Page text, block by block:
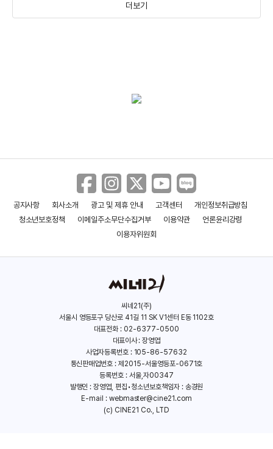
대결 영상
＜대결! 애니메이션＞ 메인 예고편
영상
＜거울 속 외딴 성＞ 선택받은 7명
캐릭터 영상
＜거울 속 외딴 성＞ 감독 인사 영상
더보기
공지사항 회사소개 광고 및 제휴 안내 고객센터
개인정보취급방침
청소년보호정책
이메일주소무단수집거부 이용약관
언론윤리강령
이용자위원회
씨네21(주)
서울시 영등포구 당산로 41길 11 SK V1센터 E동 1102호
대표전화 : 02-6377-0500
대표이사 : 장영엽
사업자등록번호 : 105-86-57632
통신판매업번호 : 제2015-서울영등포-0671호
등록번호 : 서울,자00347
발행인 : 장영엽, 편집•청소년보호책임자 : 송경원
E-mail : webmaster@cine21.com
(c) CINE21 Co., LTD